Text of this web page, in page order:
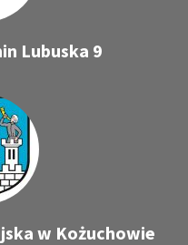
Lubuska 9
w Kożuchowie